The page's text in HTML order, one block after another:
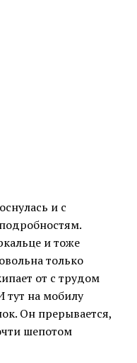
и с
и тоже
только
от с трудом
тут на мобилу
Он прерывается,
шепотом